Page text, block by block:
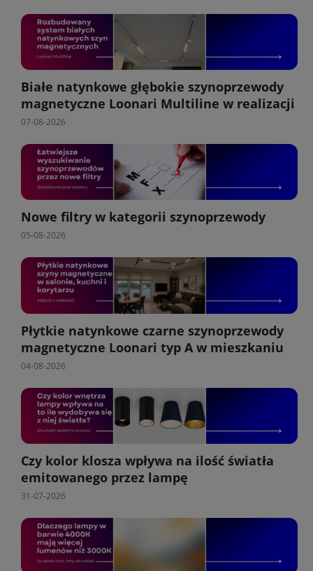
Białe natynkowe głębokie szynoprzewody
magnetyczne Loonari Multiline w realizacji
07-08-2026
Nowe filtry w kategorii szynoprzewody
05-08-2026
Płytkie natynkowe czarne szynoprzewody
magnetyczne Loonari typ A w mieszkaniu
04-08-2026
Czy kolor klosza wpływa na ilość światła
emitowanego przez lampę
31-07-2026